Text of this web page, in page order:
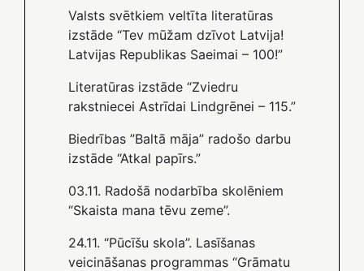
Valsts svētkiem veltīta literatūras
izstāde “Tev mūžam dzīvot Latvija!
Latvijas Republikas Saeimai – 100!”
Literatūras izstāde “Zviedru
rakstniecei Astrīdai Lindgrēnei – 115.”
Biedrības ”Baltā māja” radošo darbu
izstāde “Atkal papīrs.”
03.11. Radošā nodarbība skolēniem
“Skaista mana tēvu zeme”.
24.11. “Pūcīšu skola”. Lasīšanas
veicināšanas programmas “Grāmatu